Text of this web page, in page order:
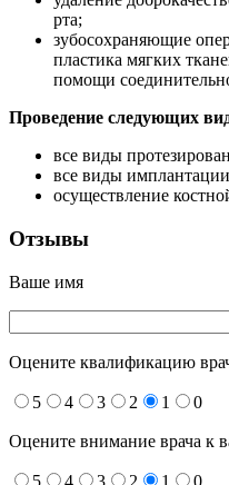
рта;
зубосохраняющие
пластика мягких
помощи
Проведение следующих
все виды
все виды
осуществление
Отзывы
Ваше имя
Оцените квалификацию
5 4 3 2 1 0
Оцените внимание врача к
5 4 3 2 1 0